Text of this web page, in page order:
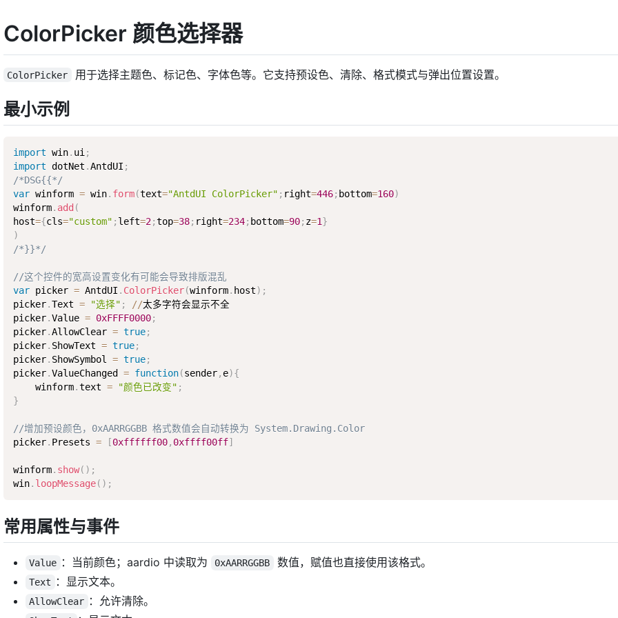
ColorPicker 颜色选择器
ColorPicker 用于选择主题色、标记色、字体色等。它支持预设色、清除、格式模式与弹出位置设置。
最小示例
import win. ui;
import dotNet .AntdUI ;
/*DSG{{*/
var winform = win. form(text="AntdUI ColorPicker" ; right=446; bottom=160)
winform. add (
host={cls="custom" ; left=2;top=38; right=234; bottom=90; z=1}
)
/*}}*/
//这个控件的宽高设置变化有可能会导致排版混乱
var picker = AntdUI . ColorPicker(winform. host) ;
picker.Text = "选择" ; //太多字符会显示不全
picker.Value = 0xFFFF0000;
picker.AllowClear = true;
picker. ShowText = true;
picker. ShowSymbol = true;
picker.ValueChanged = function(sender, e){
    winform
.text = "颜色已改变" ;
}
//增加预设颜色，0xAARRGGBB 格式数值会自动转换为 System.Drawing.Color
picker. Presets = [0xffffff00, 0xffff00ff]
winform. show( ) ;
win. loopMessage( ) ;
常用属性与事件
Value ：当前颜色；aardio 中读取为 0xAARRGGBB 数值，赋值也直接使用该格式。
Text ：显示文本。
AllowClear ：允许清除。